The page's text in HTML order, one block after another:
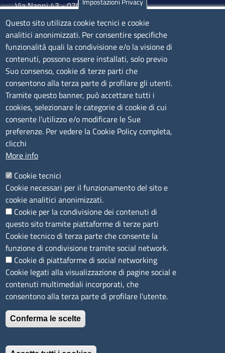
Via Nanni 43 - 07026 Olbia
Tel. 0789 66122 | 0789 69580
mail: ufficio.olbia@ss.camcom.it
lunedì al venerdì: 9,00 - 12,00; lunedì pomeriggio: 16,00
- 17,00
CONTATTI
Camera di Commercio, Industria, Artigianato e
Agricoltura di Sassari
PEC
P.IVA01047570906
Codice Fiscale
Codice Univoco per le fatture elettroniche: UFPXFS
LINK UTILI
Segnalazione di illecito
Amministrazione Trasparente
Accesso riservato
Dichiarazione di accessibilità
Mappa del sito
È un servizio realizzato da
Questo sito utilizza cookie tecnici e cookie
analitici anonimizzati. Per consentire specifiche
funzionalità quali la condivisione e/o la visione di
contenuti, possono essere installati, solo previo
Suo consenso, cookie di terze parti che
consentono alla terza parte di profilare gli utenti.
Tramite questo banner, può accettare tutti i
cookies, selezionare le categorie di cookie di cui
consente l’utilizzo e/o modificare le Sue
preferenze. Per vedere la Cookie Policy completa,
clicchi
More info
Cookie tecnici
Cookie necessari per il funzionamento del sito e
cookie analitici anonimizzati.
Cookie per la condivisione dei contenuti di
questo sito tramite piattaforme di terze parti
Cookie tecnico di terza parte che consente la
funzione di condivisione tramite social network.
Cookie di piattaforme di social networking
Cookie legati alla visualizzazione di pagine social e
contenuti multimediali incorporati, che
consentono alla terza parte di profilare l'utente.
Conferma le scelte